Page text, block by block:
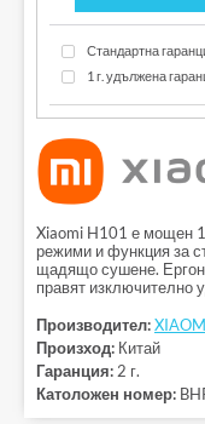
Стандартна
1 г. удължена
Xiaomi H101 е мощен
режими и функция за
щадящо сушене.
правят изключително
Производител:
Произход: Китай
Гаранция:2 г.
Католожен номер: